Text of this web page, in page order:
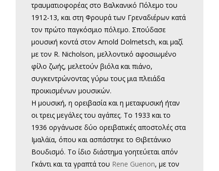
τραυματιοφορέας στο Βαλκανικό Πόλεμο του
1912-13, και στη Φρουρά των Γρεναδιέρων κατά
τον πρώτο παγκόσμιο πόλεμο. Σπούδασε
μουσική κοντά στον Arnold Dolmetsch, και μαζί
με τον R. Nicholson, μελλοντικό αφοσιωμένο
φίλο ζωής, μελετούν βιόλα και πιάνο,
συγκεντρώνοντας γύρω τους μια πλειάδα
προικισμένων μουσικών.
Η μουσική, η ορειβασία και η μεταφυσική ήταν
οι τρεις μεγάλες του αγάπες. Το 1933 και το
1936 οργάνωσε δύο ορειβατικές αποστολές στα
Ιμαλάϊα, όπου και ασπάστηκε το Θιβετάνικο
Βουδισμό. Το ίδιο διάστημα γοητεύεται απόν
Γκάντι και τα γραπτά του Rene Guenon, με τον